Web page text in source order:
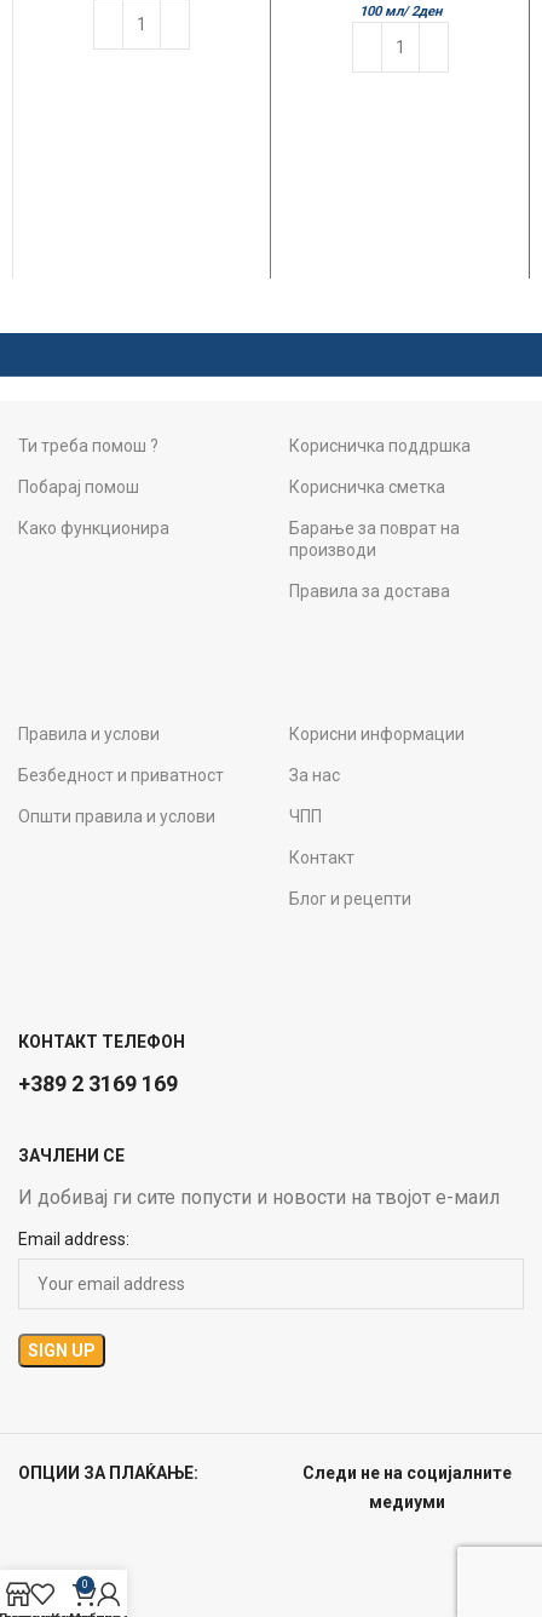
100 мл/ 2ден
Ти треба помош ?
Побарај помош
Како функционира
Корисничка поддршка
Корисничка сметка
Барање за поврат на
производи
Правила за достава
Правила и услови
Безбедност и приватност
Општи правила и услови
Корисни информации
За нас
ЧПП
Контакт
Блог и рецепти
КОНТАКТ ТЕЛЕФОН
+389 2 3169 169
ЗАЧЛЕНИ СЕ
И добивај ги сите попусти и новости на твојот е-маил
Email address:
ОПЦИИ ЗА ПЛАЌАЊЕ:
Следи не на социјалните
медиуми
0